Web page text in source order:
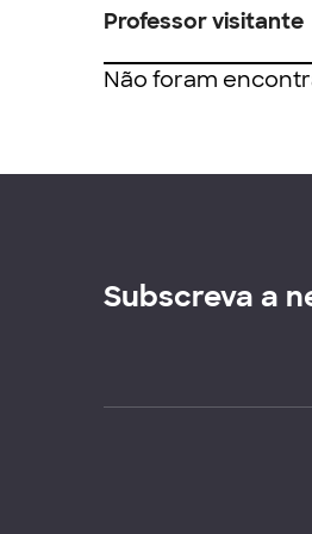
Professor visitante
Não foram
Subscreva a